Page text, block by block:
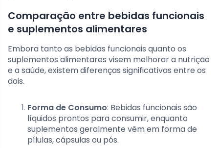
Comparação entre bebidas funcionais
e suplementos alimentares
Embora tanto as bebidas funcionais quanto os
suplementos alimentares visem melhorar a nutrição
e a saúde, existem diferenças significativas entre os
dois.
Forma de Consumo: Bebidas funcionais são
líquidos prontos para consumir, enquanto
suplementos geralmente vêm em forma de
pílulas, cápsulas ou pós.